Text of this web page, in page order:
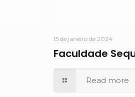
15 de janeiro de 2024
Faculdade
Read more